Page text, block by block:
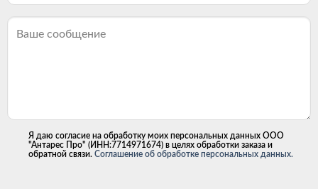
Я даю согласие на обработку моих персональных данных ООО
"Антарес Про" (ИНН:7714971674) в целях обработки заказа и
обратной связи. Соглашение об обработке персональных данных.